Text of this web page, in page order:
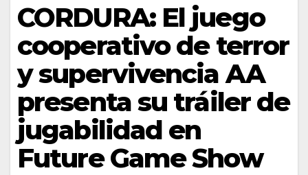
CORDURA: El juego
cooperativo de terror
y supervivencia AA
presenta su tráiler de
jugabilidad en
Future Game Show